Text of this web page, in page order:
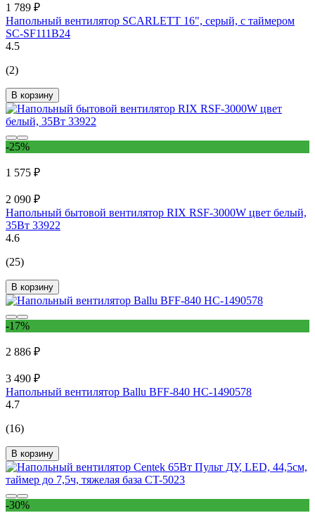
1 789 ₽
Напольный вентилятор SCARLETT 16", серый, с таймером
SC-SF111B24
4.5
(2)
В корзину
-25%
1 575 ₽
2 090 ₽
Напольный бытовой вентилятор RIX RSF-3000W цвет белый,
35Вт 33922
4.6
(25)
В корзину
-17%
2 886 ₽
3 490 ₽
Напольный вентилятор Ballu BFF-840 НС-1490578
4.7
(16)
В корзину
-30%